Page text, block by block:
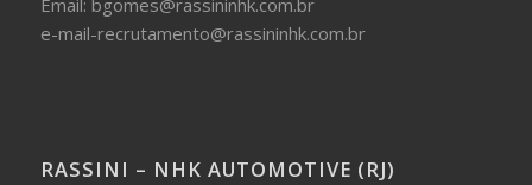
e-mail-recrutamento@rassininhk.com.br
RASSINI – NHK AUTOMOTIVE (RJ)